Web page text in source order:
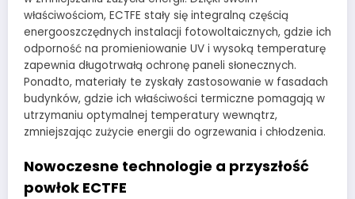
właściwościom, ECTFE stały się integralną częścią
energooszczędnych instalacji fotowoltaicznych, gdzie ich
odporność na promieniowanie UV i wysoką temperaturę
zapewnia długotrwałą ochronę paneli słonecznych.
Ponadto, materiały te zyskały zastosowanie w fasadach
budynków, gdzie ich właściwości termiczne pomagają w
utrzymaniu optymalnej temperatury wewnątrz,
zmniejszając zużycie energii do ogrzewania i chłodzenia.
Nowoczesne technologie a przyszłość
powłok ECTFE